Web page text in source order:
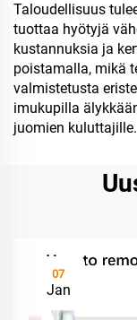
Taloudellisuus
tuottaa hyötyjä
kustannuksia ja
poistamalla, mikä
valmistetusta
imukupilla
juomien kuluttajille.
07
Jan